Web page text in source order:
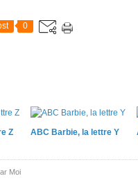
0
Z ABC Barbie, la lettre Y
Moi